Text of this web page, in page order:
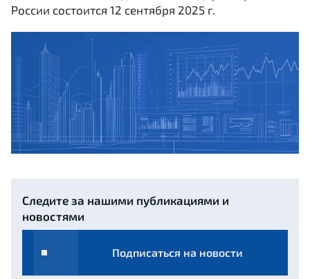
России состоится 12 сентября 2025 г.
Следите за нашими публикациями и
новостями
Подписаться на новости